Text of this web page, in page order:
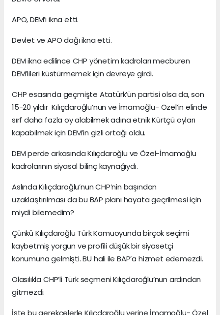
APO, DEM’i ikna etti.
Devlet ve APO dağı ikna etti.
DEM ikna edilince CHP yönetim kadroları mecburen
DEM’lileri küstürmemek için devreye girdi.
CHP esasında geçmişte Atatürk’ün partisi olsa da, son
15-20 yıldır Kılıçdaroğlu’nun ve İmamoğlu- Özel’in elinde
sırf daha fazla oy alabilmek adına etnik Kürtçü oyları
kapabilmek için DEM’in gizli ortağı oldu.
DEM perde arkasında Kılıçdaroğlu ve Özel-İmamoğlu
kadrolarının siyasal bilinç kaynağıydı.
Aslında Kılıçdaroğlu’nun CHP’nin başından
uzaklaştırılması da bu BAP planı hayata geçrilmesi için
miydi bilemedim?
Çünkü Kılıçdaroğlu Türk Kamuoyunda birçok seçimi
kaybetmiş yorgun ve profili düşük bir siyasetçi
konumuna gelmişti. BU hali ile BAP’a hizmet edemezdi.
Olasılıkla CHP’li Türk seçmeni Kılıçdaroğlu’nun ardından
gitmezdi.
İşte bu gerekçelerle Kılıçdaroğlu yerine İmamoğlu- Özel